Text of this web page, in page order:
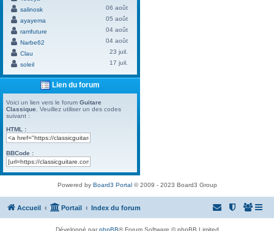
salinosk
06 août
ayayema
05 août
ramfuture
04 août
Narbe62
04 août
Clau
23 juil.
soleil
17 juil.
Lien du forum
Voici un lien vers le forum Guitare
Classique . Veuillez utiliser un des codes
suivant :
HTML :
BBCode :
Powered by Board3 Portal© 2009 - 2023 Board3 Group
Accueil Portail Index du forum
Développé parphpBB® Forum Software © phpBB Limited